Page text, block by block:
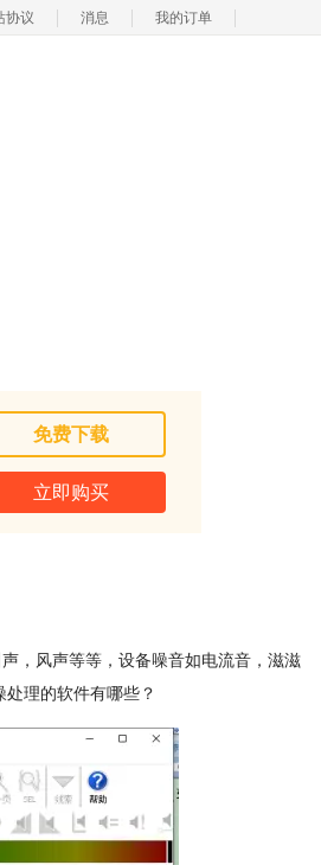
协议 消息 我的订单
免费下载
立即购买
，风声等等，设备噪音如电流音，滋滋
理的软件有哪些？